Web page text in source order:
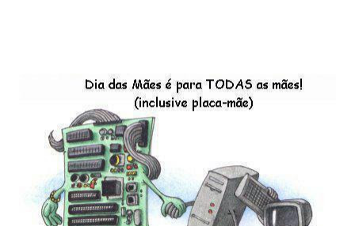
do LibreOffice , o IX Latinoware, a Microsoft boicotando o
Linux (como sempre), o lançamento do Windows 8 e a sua
baixa taxa de adesão pelos usuários, entre out ros. Gostaria
de desejar a todos Boas Festas e que em 2013 possamos
estar juntos novamente. Feliz Natal!!!! F eli z 2013 a todos!!!